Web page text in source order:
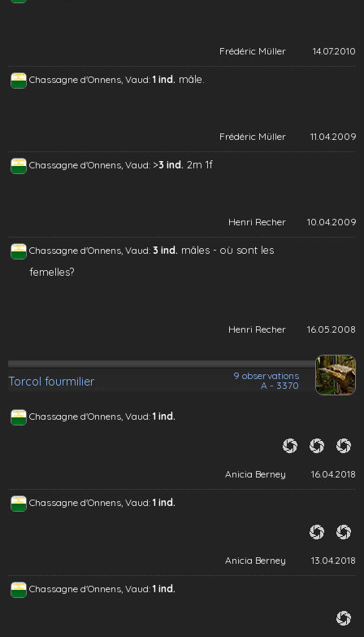
Frédéric Müller 14.07.2010
Chassagne d'Onnens, Vaud: 1 ind. mâle.
Frédéric Müller 11.04.2009
Chassagne d'Onnens, Vaud: >3 ind. 2m 1f
Henri Recher 10.04.2009
Chassagne d'Onnens, Vaud: 3 ind. mâles - où sont les
femelles?
Henri Recher 16.05.2008
Torcol fourmilier
9 observations
A - 3370
Chassagne d'Onnens, Vaud: 1 ind.
Anicia Berney 16.04.2018
Chassagne d'Onnens, Vaud: 1 ind.
Anicia Berney 13.04.2018
Chassagne d'Onnens, Vaud: 1 ind.